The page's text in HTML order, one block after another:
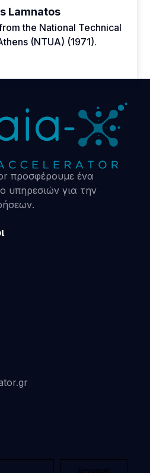
Lamnatos
the National Technical
(NTUA) (1971).
προσφέρουμε ένα
υπηρεσιών για την